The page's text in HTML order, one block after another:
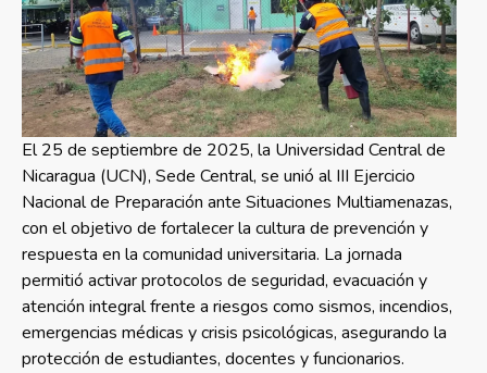
El 25 de septiembre de 2025, la Universidad Central de
Nicaragua (UCN), Sede Central, se unió al III Ejercicio
Nacional de Preparación ante Situaciones Multiamenazas,
con el objetivo de fortalecer la cultura de prevención y
respuesta en la comunidad universitaria. La jornada
permitió activar protocolos de seguridad, evacuación y
atención integral frente a riesgos como sismos, incendios,
emergencias médicas y crisis psicológicas, asegurando la
protección de estudiantes, docentes y funcionarios.